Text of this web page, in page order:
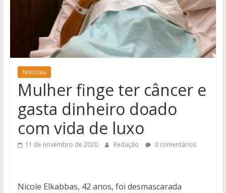
Iguatemi
região.
Notícias
Mulher finge ter câncer e
gasta dinheiro doado
com vida de luxo
11 de novembro de 2020 Redação 0 comentários
Nicole Elkabbas, 42 anos, foi desmascarada